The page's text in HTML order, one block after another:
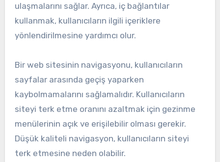
ulaşmalarını sağlar. Ayrıca, iç bağlantılar
kullanmak, kullanıcıların ilgili içeriklere
yönlendirilmesine yardımcı olur.
Bir web sitesinin navigasyonu, kullanıcıların
sayfalar arasında geçiş yaparken
kaybolmamalarını sağlamalıdır. Kullanıcıların
siteyi terk etme oranını azaltmak için gezinme
menülerinin açık ve erişilebilir olması gerekir.
Düşük kaliteli navigasyon, kullanıcıların siteyi
terk etmesine neden olabilir.